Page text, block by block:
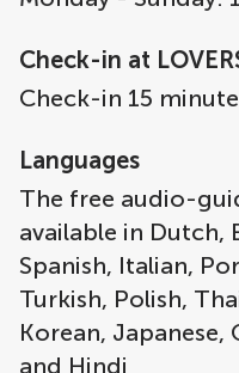
Check-in at
Check-in 15
Languages
The free audio-
available in Dutch,
Spanish, Italian,
Turkish, Polish,
Korean, Japanese,
and Hindi